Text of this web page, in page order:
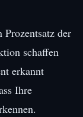
der
schaffen
erkannt
Ihre